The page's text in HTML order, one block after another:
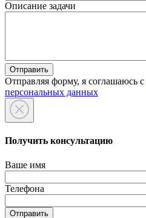
Описание задачи
Отправляя форму, я соглашаюсь с
персональных данных
Получить консультацию
Ваше имя
Телефона